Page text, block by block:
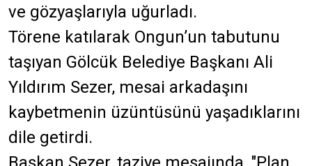
ve gözyaşlarıyla uğurladı.
Törene katılarak Ongun’un tabutunu
taşıyan Gölcük Belediye Başkanı Ali
Yıldırım Sezer, mesai arkadaşını
kaybetmenin üzüntüsünü yaşadıklarını
dile getirdi.